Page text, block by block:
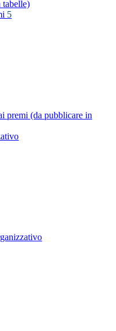
tabelle)
5
premi (da pubblicare in